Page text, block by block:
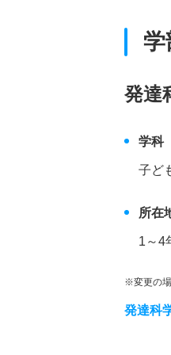
学
発達
学科
子ど
所在
1～4
※変更の場
発達科